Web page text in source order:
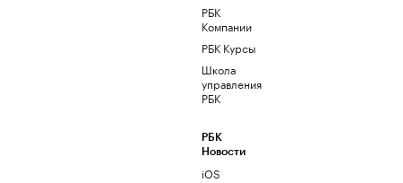
РБК
Компании
РБК Курсы
Школа
управления
РБК
РБК
Новости
iOS